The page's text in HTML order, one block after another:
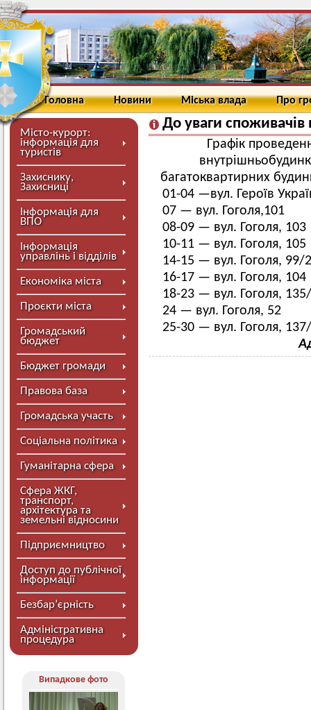
Головна Новини Міська влада Про
Місто-курорт:
інформація для
туристів
Захиснику,
Захисниці
Інформація для
ВПО
Інформація
управлінь і відділів
Економіка міста
Проєкти міста
Громадський
бюджет
Бюджет громади
Правова база
Громадська участь
Соціальна політика
Гуманітарна сфера
Сфера ЖКГ,
транспорт,
архітектура та
земельні відносини
Підприємництво
Доступ до публічної
інформації
Безбар’єрність
Адміністративна
процедура
Випадкове фото
До уваги споживачів
Графік
багатоквартирних
01-04 —вул. Героїв
07 — вул. Гоголя,101
08-09 — вул. Гоголя, 103
10-11 — вул. Гоголя, 105
14-15 — вул. Гоголя, 99/2
16-17 — вул. Гоголя, 104
18-23 — вул. Гоголя,
24 — вул. Гоголя, 52
25-30 — вул. Гоголя,